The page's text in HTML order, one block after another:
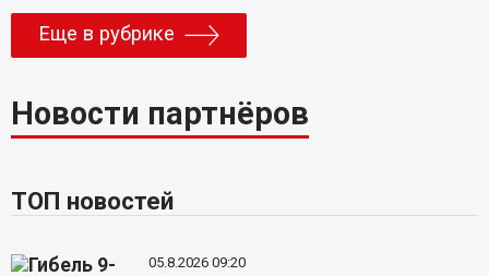
Еще в рубрике
Новости партнёров
ТОП новостей
05.8.2026 09:20